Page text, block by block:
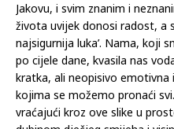
Jakovu, i svim znanim i
života uvijek donosi radost, a
najsigurnija luka’. Nama, koji
po cijele dane, kvasila nas
kratka, ali neopisivo emotivna
kojima se možemo pronaći
vraćajući kroz ove slike u